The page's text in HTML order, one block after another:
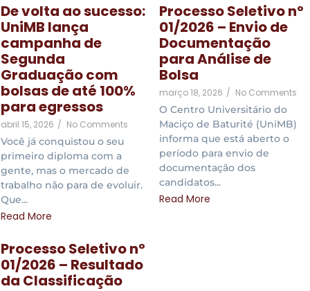
De volta ao sucesso:
UniMB lança
campanha de
Segunda
Graduação com
bolsas de até 100%
para egressos
abril 15, 2026 / No Comments
Você já conquistou o seu
primeiro diploma com a
gente, mas o mercado de
trabalho não para de evoluir.
Que...
Read More
Processo Seletivo nº
01/2026 – Envio de
Documentação
para Análise de
Bolsa
março 18, 2026 / No Comments
O Centro Universitário do
Maciço de Baturité (UniMB)
informa que está aberto o
período para envio de
documentação dos
candidatos...
Read More
Processo Seletivo nº
01/2026 – Resultado
da Classificação